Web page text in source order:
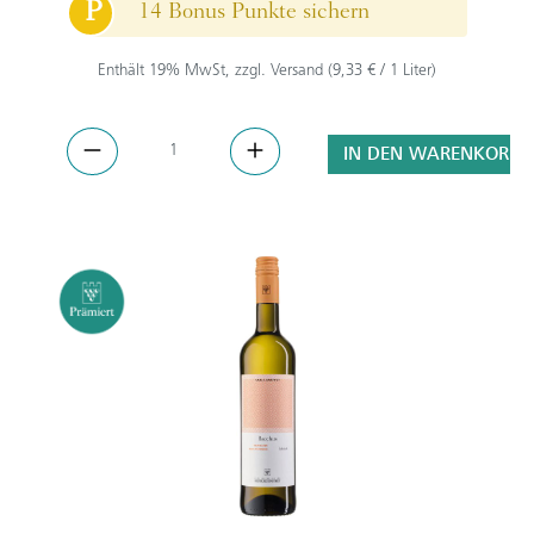
P
14 Bonus Punkte sichern
Enthält 19% MwSt, zzgl. Versand (9,33 € / 1 Liter)
IN DEN WARENKORB